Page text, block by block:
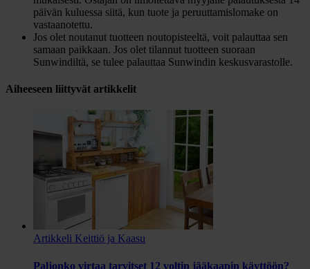
päivän kuluessa siitä, kun tuote ja peruuttamislomake on
vastaanotettu.
Jos olet noutanut tuotteen noutopisteeltä, voit palauttaa sen
samaan paikkaan. Jos olet tilannut tuotteen suoraan
Sunwindiltä, se tulee palauttaa Sunwindin keskusvarastolle.
Aiheeseen liittyvät artikkelit
Artikkeli Keittiö ja Kaasu
Paljonko virtaa tarvitset 12 voltin jääkaapin käyttöön?